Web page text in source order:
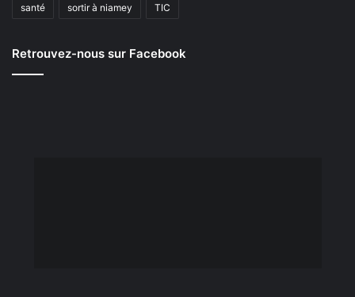
santé sortir à niamey TIC
Retrouvez-nous sur Facebook